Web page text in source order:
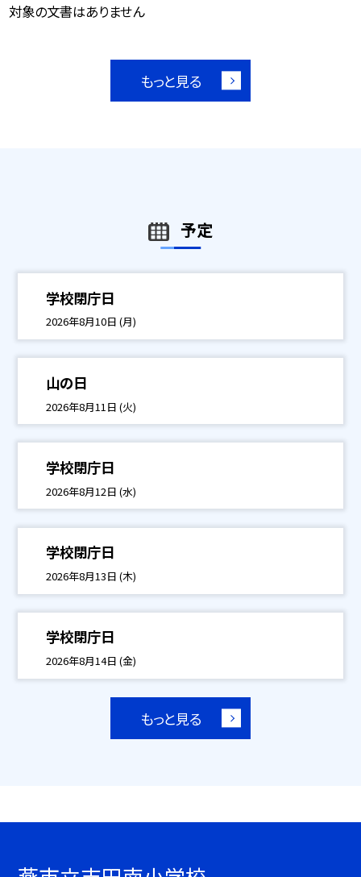
対象の文書はありません
もっと見る
予定
学校閉庁日
2026年8月10日 (月)
山の日
2026年8月11日 (火)
学校閉庁日
2026年8月12日 (水)
学校閉庁日
2026年8月13日 (木)
学校閉庁日
2026年8月14日 (金)
もっと見る